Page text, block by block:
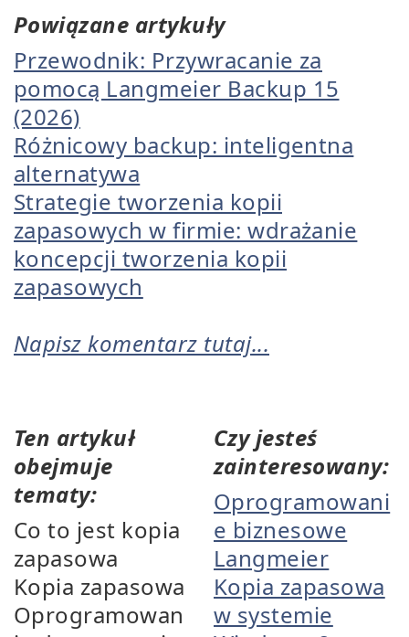
Powiązane artykuły
Przewodnik: Przywracanie za
pomocą Langmeier Backup 15
(2026)
Różnicowy backup: inteligentna
alternatywa
Strategie tworzenia kopii
zapasowych w firmie: wdrażanie
koncepcji tworzenia kopii
zapasowych
Napisz komentarz tutaj...
Ten artykuł
obejmuje
tematy:
Co to jest kopia
zapasowa
Kopia zapasowa
Oprogramowan
Czy jesteś
zainteresowany:
Oprogramowani
e biznesowe
Langmeier
Kopia zapasowa
w systemie